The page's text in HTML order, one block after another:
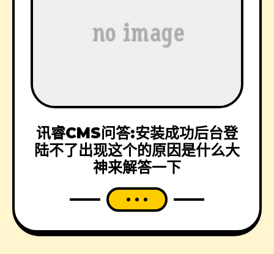
讯睿CMS问答:安装成功后台登
陆不了出现这个的原因是什么大
神来解答一下